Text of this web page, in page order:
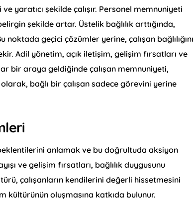
yaratıcı şekilde çalışır. Personel memnuniyeti
şekilde artar. Üstelik bağlılık arttığında,
noktada geçici çözümler yerine, çalışan bağlılığını
Adil yönetim, açık iletişim, gelişim fırsatları ve
bir araya geldiğinde çalışan memnuniyeti,
bağlı bir çalışan sadece görevini yerine
beklentilerini anlamak ve bu doğrultuda aksiyon
ve gelişim fırsatları, bağlılık duygusunu
çalışanların kendilerini değerli hissetmesini
kültürünün oluşmasına katkıda bulunur.